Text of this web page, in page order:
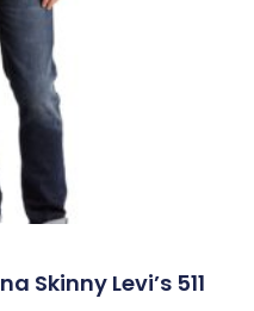
Skinny Levi’s 511